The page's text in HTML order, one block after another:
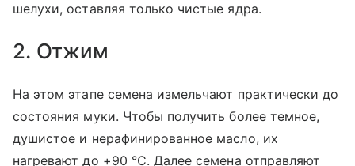
шелухи, оставляя только чистые ядра.
2. Отжим
На этом этапе семена измельчают практически до
состояния муки. Чтобы получить более темное,
душистое и нерафинированное масло, их
нагревают до +90 °C. Далее семена отправляют